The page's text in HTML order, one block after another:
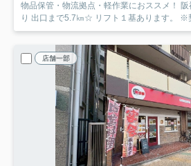
物品保管・物流拠点・軽作業におススメ！
り 出口まで5.7㎞☆ リフト１基あります。 ※
店舗一部